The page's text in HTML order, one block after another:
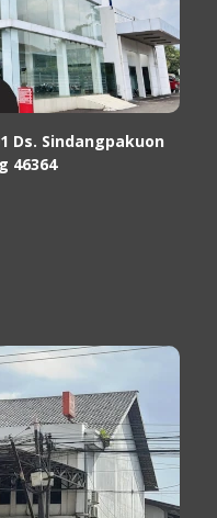
Ds. Sindangpakuon
46364